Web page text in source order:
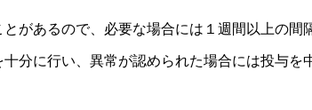
があるので、必要な場合には１週間以上の間
分に行い、異常が認められた場合には投与を